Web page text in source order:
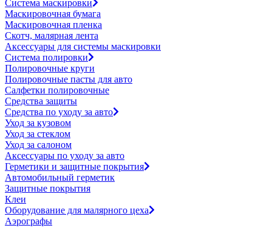
Система маскировки
Маскировочная бумага
Маскировочная пленка
Скотч, малярная лента
Аксессуары для системы маскировки
Система полировки
Полировочные круги
Полировочные пасты для авто
Салфетки полировочные
Средства защиты
Средства по уходу за авто
Уход за кузовом
Уход за стеклом
Уход за салоном
Аксессуары по уходу за авто
Герметики и защитные покрытия
Автомобильный герметик
Защитные покрытия
Клеи
Оборудование для малярного цеха
Аэрографы